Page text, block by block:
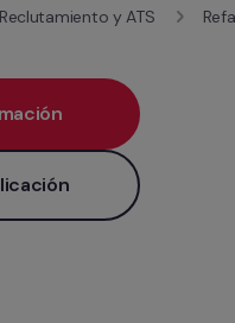
Reclutamiento y ATS